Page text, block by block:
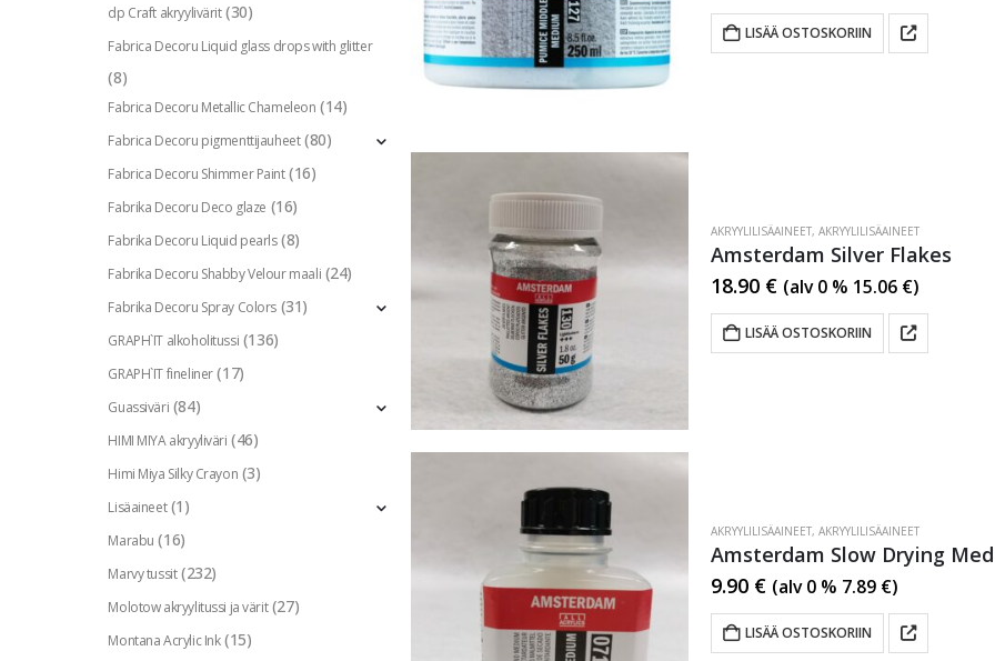
LISÄÄ OSTOSKORIIN
AKRYYLILISÄAINEET, AKRYYLILISÄAINEET
Amsterdam Silver Flakes
18.90 € (alv 0 % 15.06 €)
LISÄÄ OSTOSKORIIN
AKRYYLILISÄAINEET, AKRYYLILISÄAINEET
Amsterdam Slow Drying
9.90 € (alv 0 % 7.89 €)
LISÄÄ OSTOSKORIIN
dp Craft akryylivärit (30)
Fabrica Decoru Liquid glass drops with glitter
(8)
Fabrica Decoru Metallic Chameleon (14)
Fabrica Decoru pigmenttijauheet (80)
Fabrica Decoru Shimmer Paint (16)
Fabrika Decoru Deco glaze (16)
Fabrika Decoru Liquid pearls (8)
Fabrika Decoru Shabby Velour maali (24)
Fabrika Decoru Spray Colors (31)
GRAPH`IT alkoholitussi (136)
GRAPH`IT fineliner (17)
Guassiväri (84)
HIMI MIYA akryyliväri (46)
Himi Miya Silky Crayon (3)
Lisäaineet (1)
Marabu (16)
Marvy tussit (232)
Molotow akryylitussi ja värit (27)
Montana Acrylic Ink (15)